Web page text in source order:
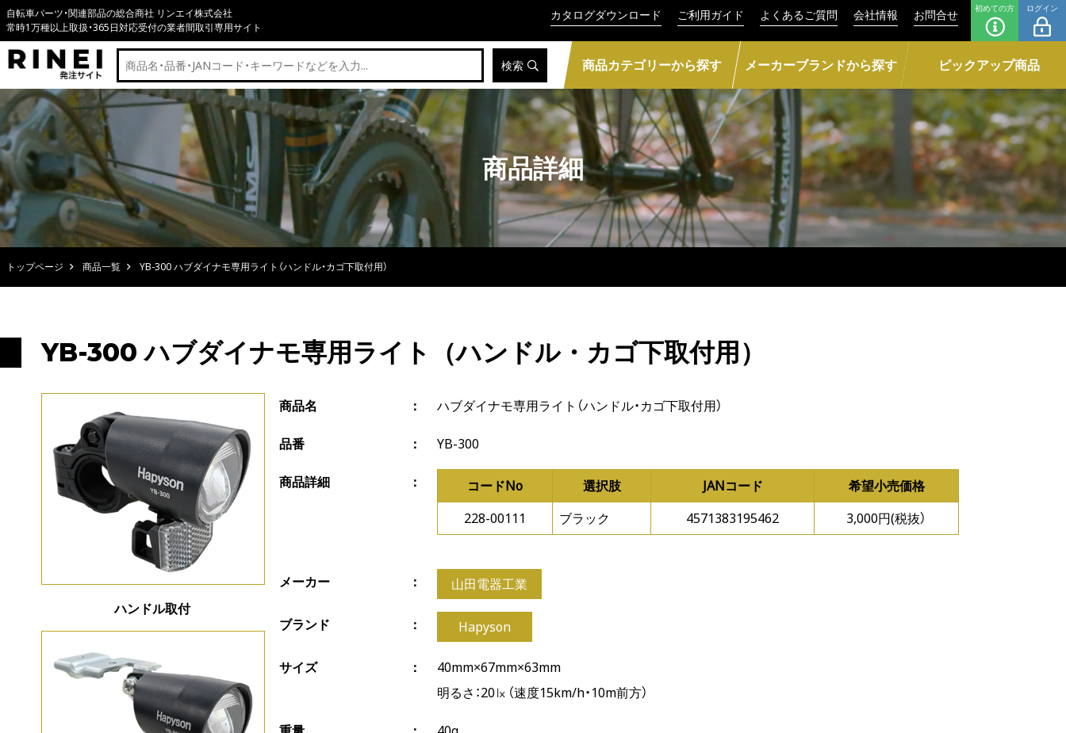
自転車パーツ・関連部品の総合商社 リンエイ株式会社
常時1万種以上取扱・365日対応受付の業者間取引専用サイト
カタログダウンロード ご利用ガイド よくあるご質問 会社情報 お問合せ 初めての方 ログイン
検索 商品カテゴリーから探す メーカーブランドから探す ピックアップ商品
商品詳細
トップページ 商品一覧 YB-300 ハブダイナモ専用ライト（ハンドル・カゴ下取付用）
YB-300 ハブダイナモ専用ライト（ハンドル・カゴ下取付用）
ハンドル取付
商品名 ハブダイナモ専用ライト（ハンドル・カゴ下取付用）
品番 YB-300
商品詳細 コードNo 選択肢 JANコード
希望小売価格
228-00111
ブラック 4571383195462 3,000円(税抜）
メーカー 山田電器工業
ブランド Hapyson
サイズ
40mm×67mm×63mm
明るさ：20㏓（速度15km/h・10m前方）